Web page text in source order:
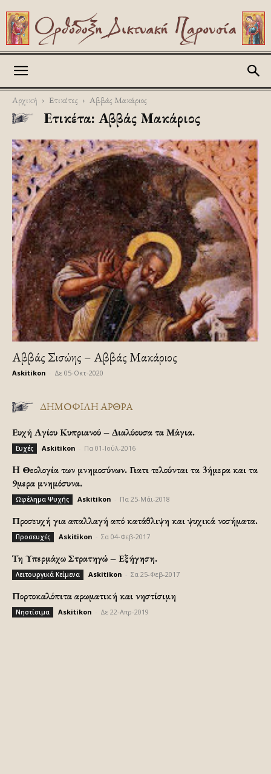
Αρχική Ετικέτες Αββάς Μακάριος
Ετικέτα: Αββάς Μακάριος
Αββάς Σισώης – Αββάς Μακάριος
Askitikon Δε 05-Οκτ-2020
ΔΗΜΟΦΙΛΗ ΑΡΘΡΑ
Ευχή Αγίου Κυπριανού – Διαλύουσα τα Μάγια.
Ευχές Askitikon Πα 01-Ιούλ-2016
H Θεολογία των μνημοσύνων. Γιατι τελούνται τα 3ήμερα και τα
9μερα μνημόσυνα.
Ωφέλημα Ψυχής Askitikon Πα 25-Μάι-2018
Προσευχή για απαλλαγή από κατάθλιψη και ψυχικά νοσήματα.
Προσευχές Askitikon Σα 04-Φεβ-2017
Τη Υπερμάχω Στρατηγώ – Εξήγηση.
Λειτουργικά Κείμενα Askitikon Σα 25-Φεβ-2017
Πορτοκαλόπιτα αρωματική και νηστίσιμη
Νηστίσιμα Askitikon Δε 22-Απρ-2019